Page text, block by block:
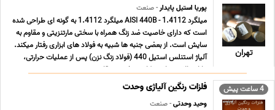
تهران
پوریا استیل پایدار- صنعت
میلگرد 1.4112 - AISI 440B میلگرد 1.4112 به گونه ای طراحی شده
است که دارای خاصیت ضد زنگ همراه با سختی مارتنزیتی و مقاوم به
سایش است. از بعضی جنبه ها شبیه به فولاد های ابزاری رفتار میکند.
آلیاژ استنلس استیل 440 (فولاد زنگ نزن) پس از عملیات حرارتی،
دارای بالاترین استحکام، سختی و مقا ... ...
4 ساعت پیش فلزات رنگین آلیاژی وحدت
وحید وحدتی- صنعت